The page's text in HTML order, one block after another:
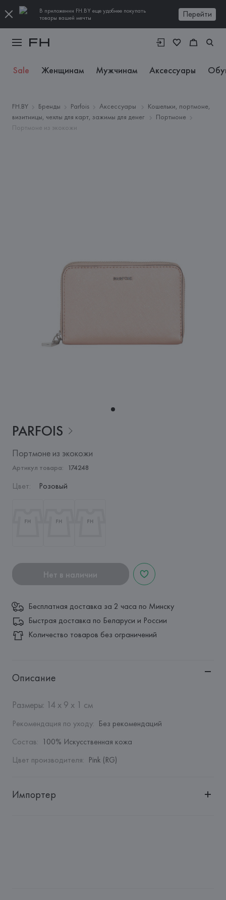
В приложении FH.BY еще удобнее покупать
товары вашей мечты
Перейти
Sale Женщинам Мужчинам Аксессуары
FH.BY Бренды Parfois Аксессуары
Кошельки, портмоне,
визитницы, чехлы для карт, зажимы для денег
Портмоне
Портмоне из экокожи
PARFOIS
Портмоне из экокожи
Артикул товара: 174248
Цвет: Розовый
Нет в наличии
Бесплатная доставка за 2 часа по Минску
Быстрая доставка по Беларуси и России
Количество товаров без ограничений
Описание
Размеры: 14 x 9 x 1 см
Рекомендация по уходу: Без рекомендаций
Состав: 100% Искусственная кожа
Цвет производителя: Pink (RG)
Импортер